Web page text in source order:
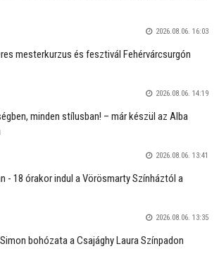
2026.08.06. 16:03
mesterkurzus és fesztivál Fehérvárcsurgón
2026.08.06. 14:19
minden stílusban! – már készül az Alba
2026.08.06. 13:41
- 18 órakor indul a Vörösmarty Színháztól a
2026.08.06. 13:35
bohózata a Csajághy Laura Színpadon